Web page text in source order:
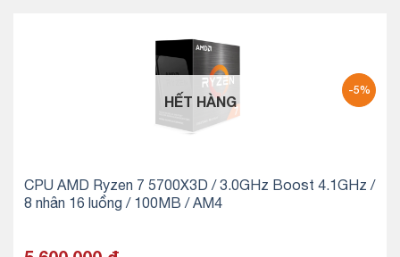
-5%
HẾT HÀNG
CPU AMD Ryzen 7 5700X3D / 3.0GHz Boost 4.1GHz /
8 nhân 16 luồng / 100MB / AM4